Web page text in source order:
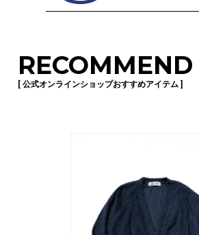
[ 公式オンラインショップおすすめアイテム ]